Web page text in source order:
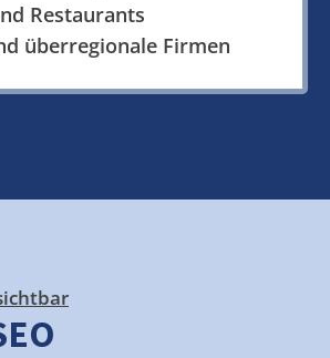
Restaurants
überregionale Firmen